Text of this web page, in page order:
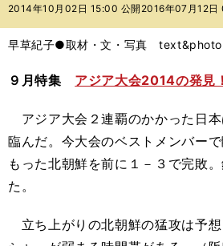
バ
2014年10月02日 15:00 公開 2016年07月12
早草紀子●取材・文・写真
９月特集 アジア大会2014の発見！
アジア大会２連覇のかかった日
臨んだ。今大会のベストメンバー
もった北朝鮮を前に１－３で完敗
た。
立ち上がりの北朝鮮の猛攻は予